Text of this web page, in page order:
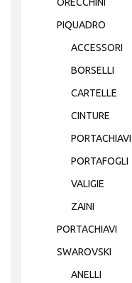
PIQUADRO
ACCESSORI
BORSELLI
CARTELLE
CINTURE
PORTACHIAVI
PORTAFOGLI
VALIGIE
ZAINI
PORTACHIAVI
SWAROVSKI
ANELLI